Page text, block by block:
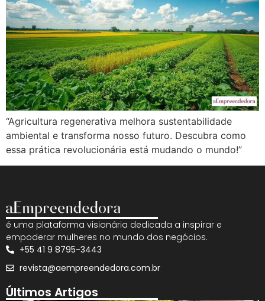
“Agricultura regenerativa melhora sustentabilidade
ambiental e transforma nosso futuro. Descubra como
essa prática revolucionária está mudando o mundo!”
é uma plataforma visionária dedicada a inspirar e
empoderar mulheres no mundo dos negócios.
+55 41 9 8795-3443
revista@aempreendedora.com.br
Últimos Artigos